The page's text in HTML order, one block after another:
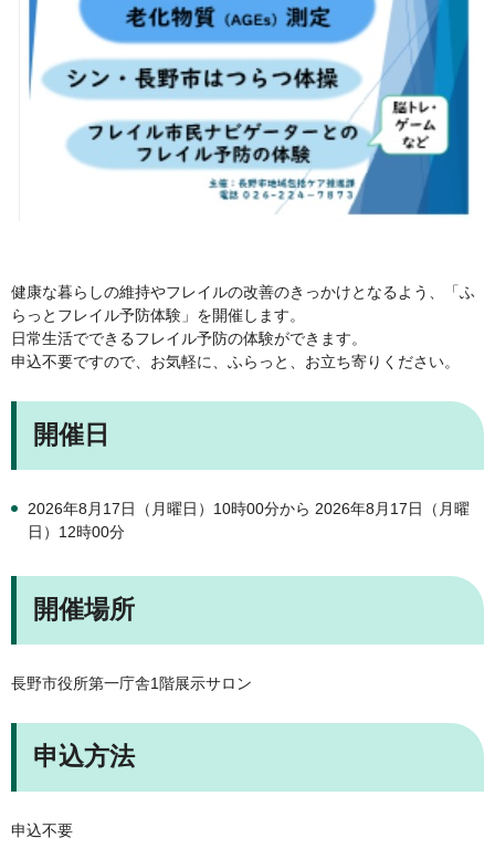
健康な暮らしの維持やフレイルの改善のきっかけとなるよう、「ふ
らっとフレイル予防体験」を開催します。
日常生活でできるフレイル予防の体験ができます。
申込不要ですので、お気軽に、ふらっと、お立ち寄りください。
開催日
2026年8月17日（月曜日）10時00分から 2026年8月17日（月曜
日）12時00分
開催場所
長野市役所第一庁舎1階展示サロン
申込方法
申込不要